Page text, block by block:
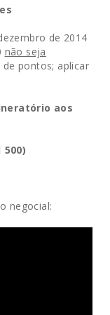
de 2014
não seja
pontos; aplicar
aos
negocial: